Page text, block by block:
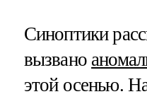
Синоптики
вызвано
этой осенью.